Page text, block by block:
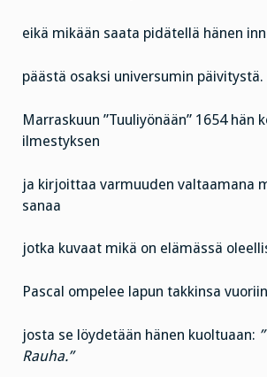
eikä mikään saata pidätellä hänen
päästä osaksi universumin päivitystä.
Marraskuun ”Tuuliyönään” 1654 hän
ilmestyksen
ja kirjoittaa varmuuden valtaamana
sanaa
jotka kuvaat mikä on elämässä
Pascal ompelee lapun takkinsa
josta se löydetään hänen kuoltuaan:
Rauha.”